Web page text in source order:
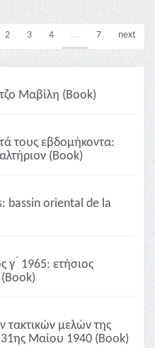
2 3 4 ... 7 next
Μαβίλη (Book)
τους εβδομήκοντα:
(Book)
bassin oriental de la
γ ́ 1965: ετήσιος
τακτικών μελών της
31ης Μαίου 1940 (Book)